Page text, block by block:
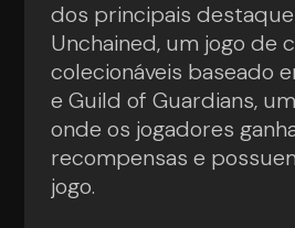
dos principais
Unchained, um jogo de
colecionáveis baseado
e Guild of Guardians,
onde os jogadores
recompensas e
jogo.